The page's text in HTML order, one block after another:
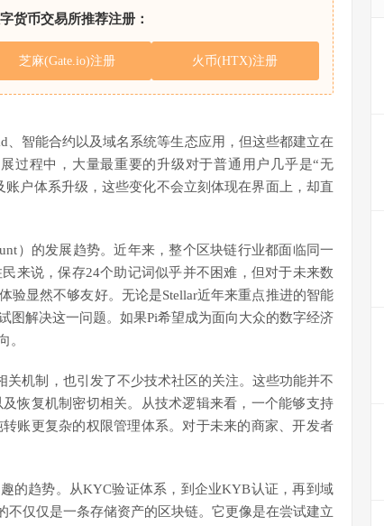
货币交易所推荐注册：
芝麻(Gate.io)注册 火币(HTX)注册
智能合约以及域名系统等生态应用，但这些都建立在
过程中，大量最重要的升级对于普通用户几乎是“无
户体系升级，这些变化不会立刻体现在界面上，却直
）的发展趋势。近年来，整个区块链行业都面临同一
来说，保存24个助记词似乎并不困难，但对于未来数
验显然不够友好。无论是Stellar近年来重点推进的智能
图解决这一问题。如果Pi希望成为面向大众的数字经济
。
关机制，也引发了不少技术社区的关注。这些功能并不
恢复机制密切相关。从技术逻辑来看，一个能够支持
账更复杂的权限管理体系。对于未来的商家、开发者
的趋势。从KYC验证体系，到企业KYB认证，再到域
仅仅是一条存储资产的区块链。它更像是在尝试建立